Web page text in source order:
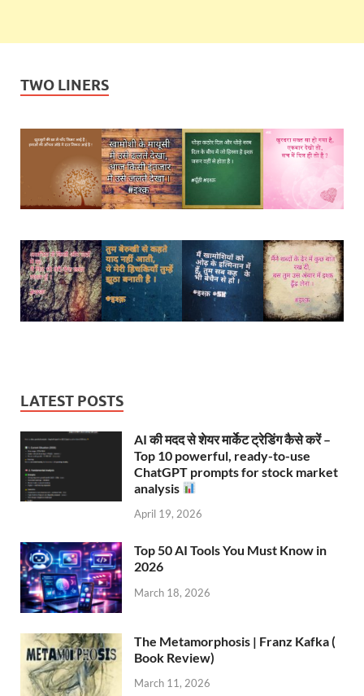
TWO LINERS
LATEST POSTS
AI की मदद से शेयर मार्केट ट्रेडिंग कैसे करें –
Top 10 powerful, ready-to-use
ChatGPT prompts for stock market
analysis
April 19, 2026
Top 50 AI Tools You Must Know in
2026
March 18, 2026
The Metamorphosis | Franz Kafka (
Book Review)
March 11, 2026